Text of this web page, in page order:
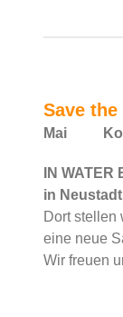
Save
Mai
IN
in
Dort stellen
eine neue
Wir freuen